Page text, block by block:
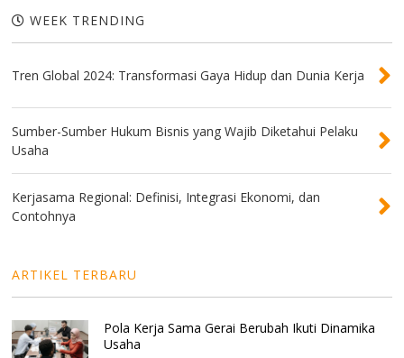
WEEK TRENDING
Tren Global 2024: Transformasi Gaya Hidup dan Dunia Kerja
Sumber-Sumber Hukum Bisnis yang Wajib Diketahui Pelaku
Usaha
Kerjasama Regional: Definisi, Integrasi Ekonomi, dan
Contohnya
ARTIKEL TERBARU
Pola Kerja Sama Gerai Berubah Ikuti Dinamika
Usaha